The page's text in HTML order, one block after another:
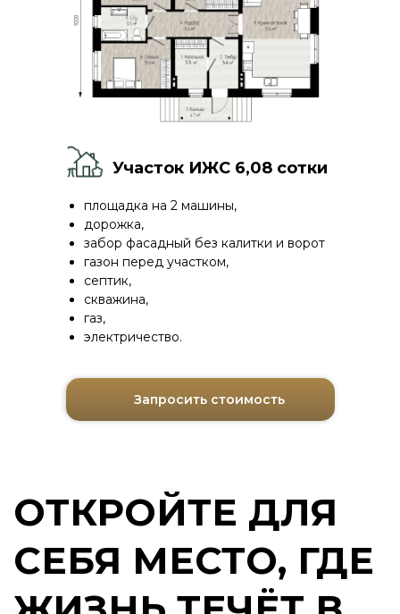
площадка на 2 машины,
дорожка,
забор фасадный без калитки и ворот
газон перед участком,
септик,
скважина,
газ,
электричество.
Участок ИЖС 6,08 сотки
Запросить стоимость
Здесь утро начинается со звуков
леса, а вечер — с прогулки.
Здесь дети играют на свежем
воздухе, а родители находят
спокойствие.
«Ханская Усадьба» —
инновационный посёлок
курортного типа в Зеленодольском